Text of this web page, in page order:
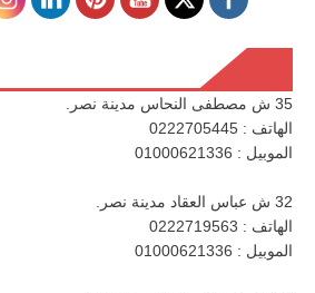
35 ش مصطفى النحاس مدينة نصر.
الهاتف : 0222705445
الموبيل : 01000621336
32 ش عباس العقاد مدينة نصر.
الهاتف : 0222719563
الموبيل : 01000621336